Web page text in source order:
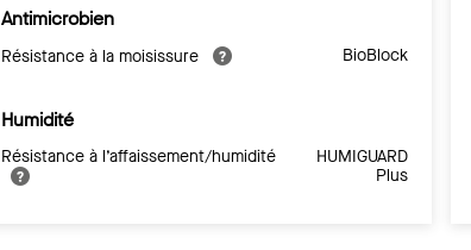
Antimicrobien
Résistance à la moisissure BioBlock
Humidité
Résistance à l’affaissement/humidité
HUMIGUARD
Plus